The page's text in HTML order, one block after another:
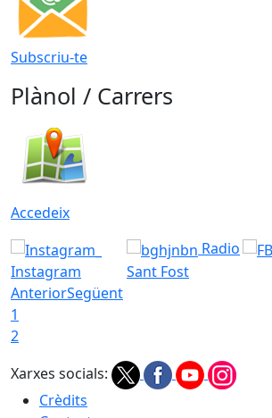
Subscriu-te
Plànol / Carrers
Accedeix
Instagram
Radio
Sant Fost
AnteriorSegüent
1
2
Xarxes socials:
Crèdits